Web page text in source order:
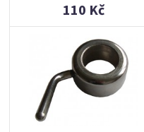
110 Kč